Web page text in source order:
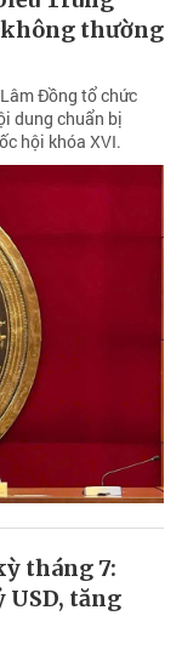
không thường
Đồng tổ chức
dung chuẩn bị
hội khóa XVI.
tháng 7:
USD, tăng